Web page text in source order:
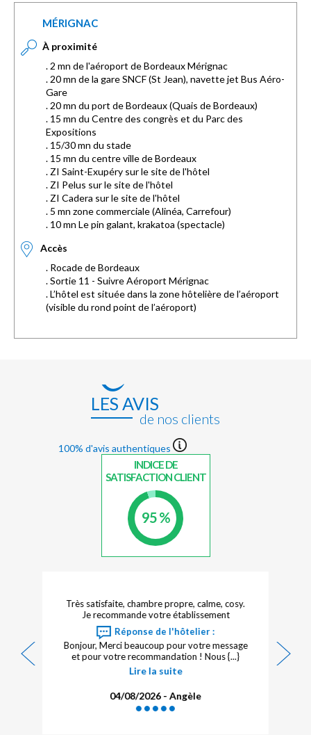
MÉRIGNAC
À proximité
. 2 mn de l'aéroport de Bordeaux Mérignac
. 20 mn de la gare SNCF (St Jean), navette jet Bus Aéro-
Gare
. 20 mn du port de Bordeaux (Quais de Bordeaux)
. 15 mn du Centre des congrès et du Parc des
Expositions
. 15/30 mn du stade
. 15 mn du centre ville de Bordeaux
. ZI Saint-Exupéry sur le site de l'hôtel
. ZI Pelus sur le site de l'hôtel
. ZI Cadera sur le site de l'hôtel
. 5 mn zone commerciale (Alinéa, Carrefour)
. 10 mn Le pin galant, krakatoa (spectacle)
Accès
. Rocade de Bordeaux
. Sortie 11 - Suivre Aéroport Mérignac
. L’hôtel est située dans la zone hôtelière de l’aéroport
(visible du rond point de l’aéroport)
LES AVIS
de nos clients
100% d'avis authentiques
INDICE DE
SATISFACTION CLIENT
95 %
Très satisfaite, chambre propre, calme, cosy.
Je recommande votre établissement
Réponse de l'hôtelier :
Bonjour, Merci beaucoup pour votre message
et pour votre recommandation ! Nous {...}
Lire la suite
04/08/2026 - Angèle